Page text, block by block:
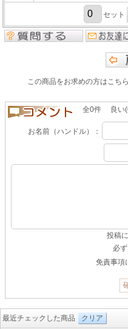
セット
この商品をお求めの方はこち
全0件 良い
お名前（ハンドル）：
投稿
必ず
免責事項
最近チェックした商品 クリア